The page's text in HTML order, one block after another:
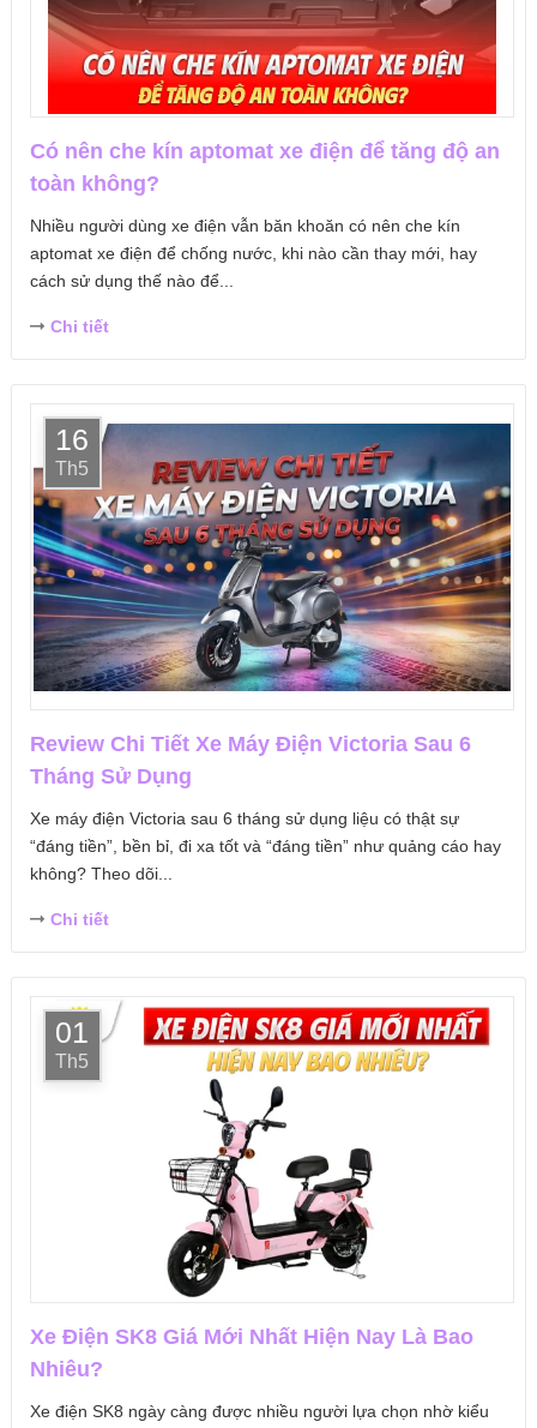
Có nên che kín aptomat xe điện để tăng độ an
toàn không?
Nhiều người dùng xe điện vẫn băn khoăn có nên che kín
aptomat xe điện để chống nước, khi nào cần thay mới, hay
cách sử dụng thế nào để...
Chi tiết
16
Th5
Review Chi Tiết Xe Máy Điện Victoria Sau 6
Tháng Sử Dụng
Xe máy điện Victoria sau 6 tháng sử dụng liệu có thật sự
“đáng tiền”, bền bỉ, đi xa tốt và “đáng tiền” như quảng cáo hay
không? Theo dõi...
Chi tiết
01
Th5
Xe Điện SK8 Giá Mới Nhất Hiện Nay Là Bao
Nhiêu?
Xe điện SK8 ngày càng được nhiều người lựa chọn nhờ kiểu